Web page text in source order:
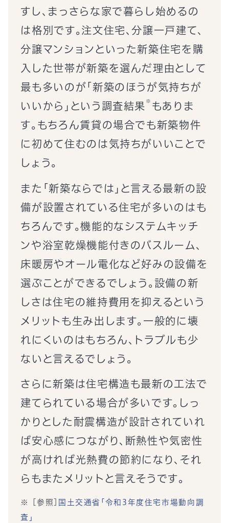
すし、まっさらな家で暮らし始めるの
は格別です。注文住宅、分譲一戸建て、
分譲マンションといった新築住宅を購
入した世帯が新築を選んだ理由として
最も多いのが「新築のほうが気持ちが
いいから」という調査結果 もありま
す。もちろん賃貸の場合でも新築物件
に初めて住むのは気持ちがいいことで
しょう。
また「新築ならでは」と言える最新の設
備が設置されている住宅が多いのはも
ちろんです。機能的なシステムキッチ
ンや浴室乾燥機能付きのバスルーム、
床暖房やオール電化など好みの設備を
選ぶことができるでしょう。設備の新
しさは住宅の維持費用を抑えるという
メリットも生み出します。一般的に壊
れにくいのはもちろん、トラブルも少
ないと言えるでしょう。
さらに新築は住宅構造も最新の工法で
建てられている場合が多いです。しっ
かりとした耐震構造が設計されていれ
ば安心感につながり、断熱性や気密性
が高ければ光熱費の節約になり、それ
らもまたメリットと言えそうです。
[参照] 国土交通省「令和3年度住宅市場動向調
査」